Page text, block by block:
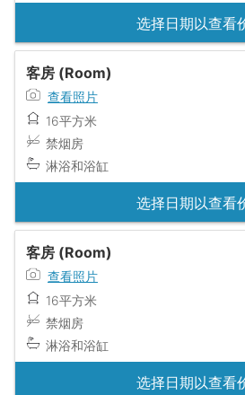
选择日期以查看
客房 (Room)
查看照片
16平方米
禁烟房
淋浴和浴缸
选择日期以查看
客房 (Room)
查看照片
16平方米
禁烟房
淋浴和浴缸
选择日期以查看